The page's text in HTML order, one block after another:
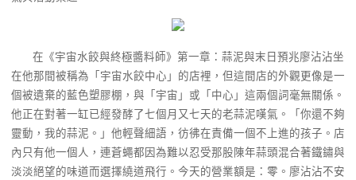
在《宇宙水餃與終極醬料師》第一章：蒜泥與末日預兆廖沾沾坐
在他那間被稱為「宇宙水餃中心」的店裡，但這間店的外觀更像是一
個被遺棄的藍色塑膠棚，與「宇宙」或「中心」這兩個詞毫無關係。
他正在對著一缸已經發酵了七個月又七天的老蒜泥嘆氣。「你還不夠
靈動，我的蒜泥。」他輕聲細語，彷彿在責備一個不上進的孩子。店
內只有他一個人，連蒼蠅都因為難以忍受那股陳年蒜頭混合著鐵鏽與
淡淡絕望的味道而選擇繞道飛行。今天的營業額是：零。廖沾沾不安